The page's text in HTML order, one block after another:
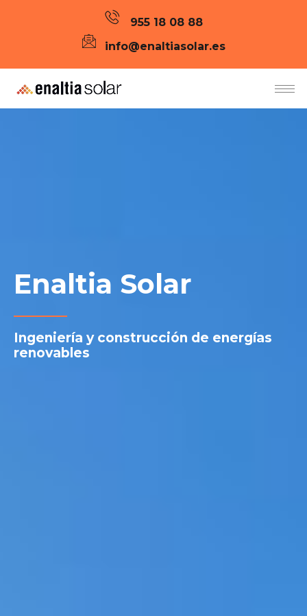
955 18 08 88
info@enaltiasolar.es
Enaltia Solar
Ingeniería y construcción de energías
renovables